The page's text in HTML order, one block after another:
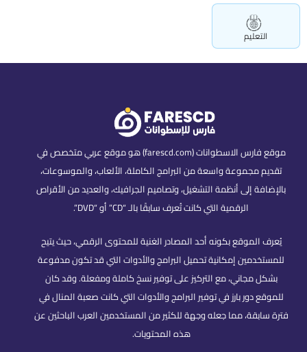
التعليم
موقع فارس الاسطوانات (farescd.com) هو موقع عربي متخصص في
تقديم مجموعة واسعة من البرامج الكاملة، الألعاب، والموسوعات،
بالإضافة إلى أنظمة التشغيل، وتصاميم الجرافيك، والعديد من الأقراص
الرقمية التي كانت تُعرف سابقًا بالـ “CD” أو “DVD”.
يُعرف الموقع بكونه أحد المصادر الغنية للمحتوى الرقمي، حيث يتيح
للمستخدمين إمكانية تحميل البرامج والأدوات التي قد تكون مدفوعة
بشكل مجاني، مع التركيز على توفير نسخ كاملة ومفعلة. وقد كان
للموقع دور بارز في توفير البرامج والأدوات التي كانت صعبة المنال في
فترة سابقة، مما جعله وجهة للكثير من المستخدمين العرب الباحثين عن
هذه المحتويات.